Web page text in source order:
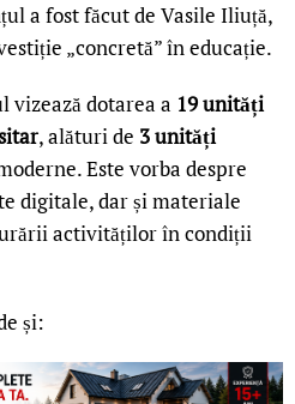
a fost făcut de Vasile Iliuță,
„concretă” în educație.
vizează dotarea a 19 unități
, alături de 3 unități
Este vorba despre
digitale, dar și materiale
activităților în condiții
și: